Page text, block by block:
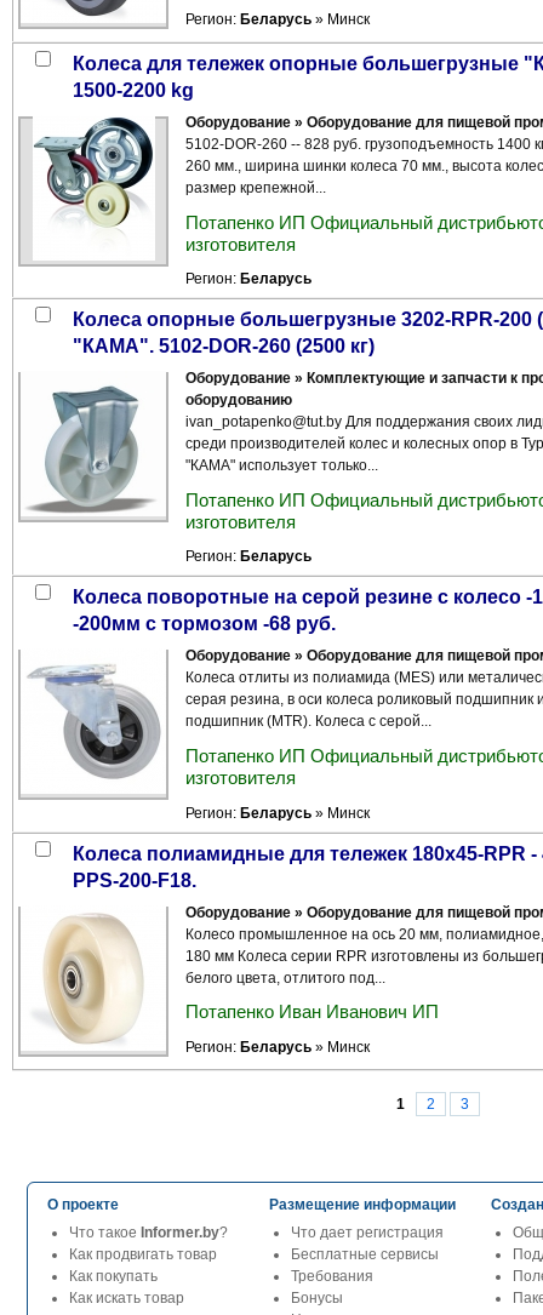
Регион: Беларусь » Минск
колеса для тележек опорные большегрузные "КАМА" Турция 5102-DOR-260 -
1500-2200 kg
Оборудование » Оборудование для пищевой
5102-DOR-260 -- 828 руб. грузоподъемность 1400
260 мм., ширина шинки колеса 70 мм., высота
размер крепежной...
Потапенко ИП Официальный
изготовителя
Регион: Беларусь
Колеса опорные большегрузные 3202-RPR-200 (1000 кг), колесные опоры
"КАМА". 5102-DOR-260 (2500 кг)
Оборудование » Комплектующие и запчасти к
оборудованию
ivan_potapenko@tut.by Для поддержания своих
среди производителей колес и колесных опор в
"КАМА" иcпользует только...
Потапенко ИП Официальный
изготовителя
Регион: Беларусь
колеса поворотные на серой резине с колесо -125 мм--39 руб., полиамидные
-200мм с тормозом -68 руб.
Оборудование » Оборудование для пищевой
Колеса отлиты из полиамида (MES) или
серая резина, в оси колеса роликовый подшипник
подшипник (MTR). Колеса с серой...
Потапенко ИП Официальный
изготовителя
Регион: Беларусь » Минск
Колеса полиамидные для тележек 180x45-RPR - 49 руб.; LK-3202-RPR-200; 3302-
PPS-200-F18.
Оборудование » Оборудование для пищевой
Колесо промышленное на ось 20 мм,
180 мм Колеса серии RPR изготовлены из
белого цвета, отлитого под...
Потапенко Иван Иванович ИП
Регион: Беларусь » Минск
1 2 3
О проекте
Что такое Informer.by?
Как продвигать товар
Как покупать
Как искать товар
Размещение информации
Что дает регистрация
Бесплатные сервисы
Требования
Бонусы